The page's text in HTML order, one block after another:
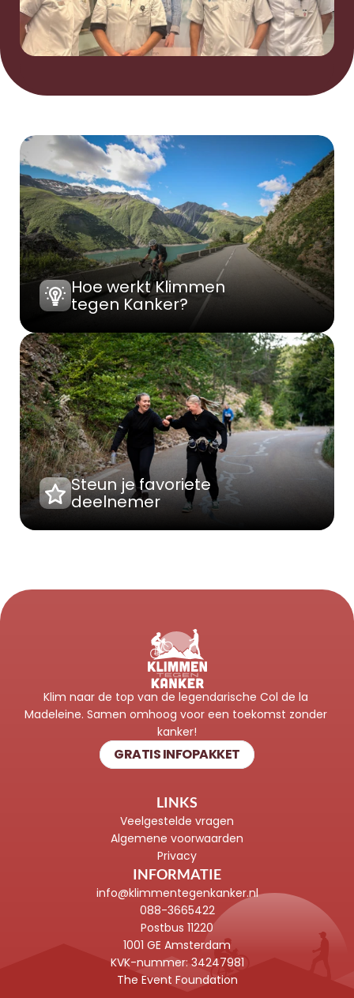
Hoe werkt Klimmen
tegen Kanker?
Steun je favoriete
deelnemer
Klim naar de top van de legendarische Col de la
Madeleine. Samen omhoog voor een toekomst zonder
kanker!
GRATIS INFOPAKKET
LINKS
Veelgestelde vragen
Algemene voorwaarden
Privacy
INFORMATIE
info@klimmentegenkanker.nl
088-3665422
Postbus 11220
1001 GE Amsterdam
KVK-nummer: 34247981
The Event Foundation